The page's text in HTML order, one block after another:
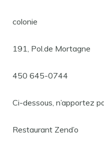
colonie
191, Pol.de Mortagne
450 645-0744
Ci-dessous, n’apportez
Restaurant Zend’o